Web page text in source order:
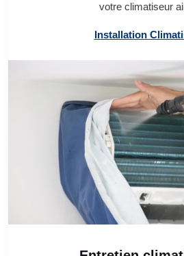
votre climatiseur
Installation